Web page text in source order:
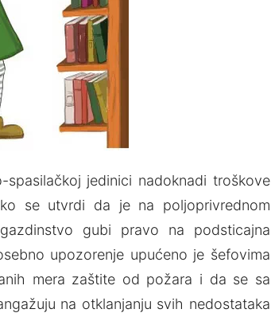
jedinici nadoknadi troškove
se utvrdi da je na polјoprivrednom
gubi pravo na podsticajna
upozorenje upućeno je šefovima
mera zaštite od požara i da se sa
na otklanjanju svih nedostataka